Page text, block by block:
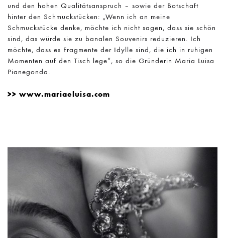
und den hohen Qualitätsanspruch – sowie der Botschaft
hinter den Schmuckstücken: „Wenn ich an meine
Schmuckstücke denke, möchte ich nicht sagen, dass sie schön
sind, das würde sie zu banalen Souvenirs reduzieren. Ich
möchte, dass es Fragmente der Idylle sind, die ich in ruhigen
Momenten auf den Tisch lege“, so die Gründerin Maria Luisa
Pianegonda.
www.mariaeluisa.com